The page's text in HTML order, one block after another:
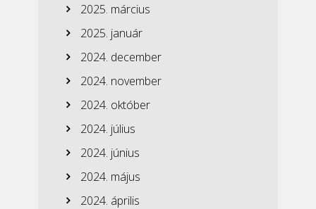
2025. március
2025. január
2024. december
2024. november
2024. október
2024. július
2024. június
2024. május
2024. április